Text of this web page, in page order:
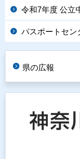
令和7年度 公立
パスポートセン
県の広報